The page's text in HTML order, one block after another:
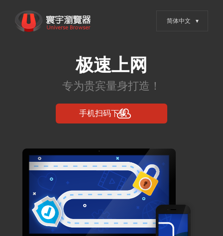
寰宇浏览器 - 全网权威安全认
证，值得信赖的浏览器
Posts in 2024年7
月27日